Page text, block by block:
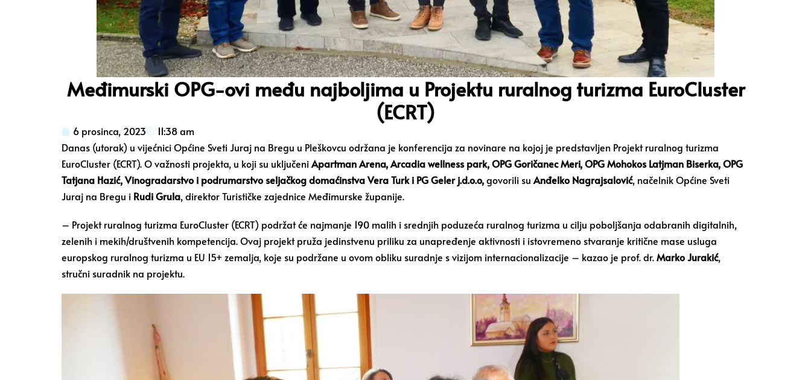
Međimurski OPG-ovi među najboljima u Projektu ruralnog turizma EuroCluster
(ECRT)
6 prosinca, 2023
11:38 am
Danas (utorak) u vijećnici Općine Sveti Juraj na Bregu u Pleškovcu održana je konferencija za novinare na kojoj je predstavljen Projekt ruralnog turizma
EuroCluster (ECRT). O važnosti projekta, u koji su uključeniApartman Arena, Arcadia wellness park, OPG Goričanec Meri, OPG Mohokos Latjman Biserka, OPG
Tatjana Hazić, Vinogradarstvo i podrumarstvo seljačkog domaćinstva Vera Turk i PG Geler j.d.o.o,govorili su Anđelko Nagrajsalović, načelnik Općine Sveti
Juraj na Bregu i Rudi Grula, direktor Turističke zajednice Međimurske županije.
– Projekt ruralnog turizma EuroCluster (ECRT) podržat će najmanje 190 malih i srednjih poduzeća ruralnog turizma u cilju poboljšanja odabranih digitalnih,
zelenih i mekih/društvenih kompetencija. Ovaj projekt pruža jedinstvenu priliku za unapređenje aktivnosti i istovremeno stvaranje kritične mase usluga
europskog ruralnog turizma u EU 15+ zemalja, koje su podržane u ovom obliku suradnje s vizijom internacionalizacije – kazao je prof. dr.Marko Jurakić,
stručni suradnik na projektu.